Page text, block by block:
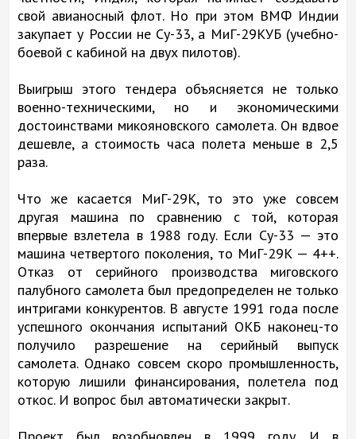
свой авианосный флот. Но при этом ВМФ Индии
закупает у России не Су-33, а МиГ-29КУБ (учебно-
боевой с кабиной на двух пилотов).
Выигрыш этого тендера объясняется не только
военно-техническими, но и экономическими
достоинствами микояновского самолета. Он вдвое
дешевле, а стоимость часа полета меньше в 2,5
раза.
Что же касается МиГ-29К, то это уже совсем
другая машина по сравнению с той, которая
впервые взлетела в 1988 году. Если Су-33 — это
машина четвертого поколения, то МиГ-29К — 4++.
Отказ от серийного производства миговского
палубного самолета был предопределен не только
интригами конкурентов. В августе 1991 года после
успешного окончания испытаний ОКБ наконец-то
получило разрешение на серийный выпуск
самолета. Однако совсем скоро промышленность,
которую лишили финансирования, полетела под
откос. И вопрос был автоматически закрыт.